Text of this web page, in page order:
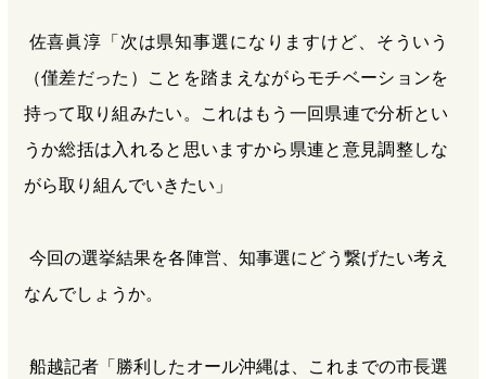
佐喜眞淳「次は県知事選になりますけど、そういう
（僅差だった）ことを踏まえながらモチベーションを
持って取り組みたい。これはもう一回県連で分析とい
うか総括は入れると思いますから県連と意見調整しな
がら取り組んでいきたい」
今回の選挙結果を各陣営、知事選にどう繋げたい考え
なんでしょうか。
船越記者「勝利したオール沖縄は、これまでの市長選